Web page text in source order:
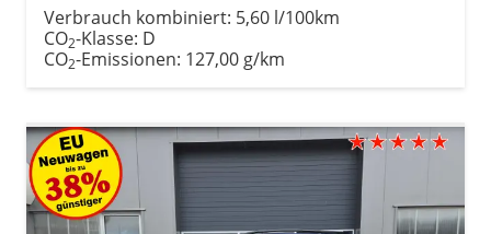
Verbrauch kombiniert: 5,60 l/100km
CO2-Klasse: D
CO2-Emissionen: 127,00 g/km